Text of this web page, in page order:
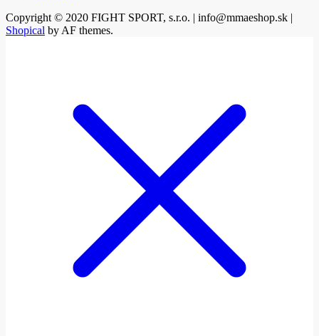
Copyright © 2020 FIGHT SPORT, s.r.o. | info@mmaeshop.sk |
Shopical by AF themes.